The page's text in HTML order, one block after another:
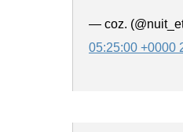
— coz.
05:25:00 +0000